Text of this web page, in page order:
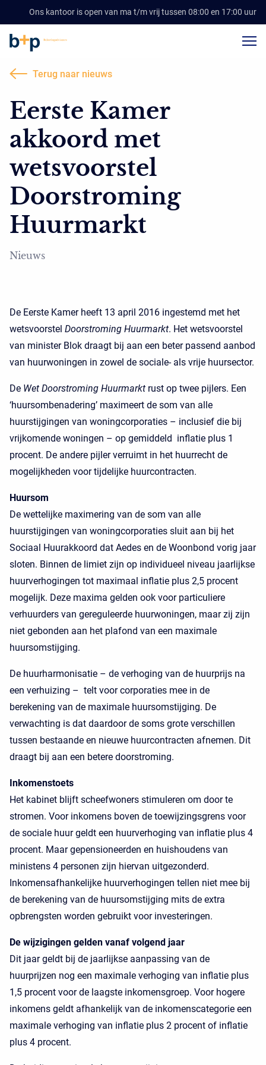
Ons kantoor is open van ma t/m vrij tussen 08:00 en 17:00 uur
Terug naar nieuws
Eerste Kamer
akkoord met
wetsvoorstel
Doorstroming
Huurmarkt
Nieuws
De Eerste Kamer heeft 13 april 2016 ingestemd met het
wetsvoorstel Doorstroming Huurmarkt. Het wetsvoorstel
van minister Blok draagt bij aan een beter passend aanbod
van huurwoningen in zowel de sociale- als vrije huursector.
De Wet Doorstroming Huurmarkt rust op twee pijlers. Een
‘huursombenadering’ maximeert de som van alle
huurstijgingen van woningcorporaties – inclusief die bij
vrijkomende woningen – op gemiddeld inflatie plus 1
procent. De andere pijler verruimt in het huurrecht de
mogelijkheden voor tijdelijke huurcontracten.
Huursom
De wettelijke maximering van de som van alle
huurstijgingen van woningcorporaties sluit aan bij het
Sociaal Huurakkoord dat Aedes en de Woonbond vorig jaar
sloten. Binnen de limiet zijn op individueel niveau jaarlijkse
huurverhogingen tot maximaal inflatie plus 2,5 procent
mogelijk. Deze maxima gelden ook voor particuliere
verhuurders van gereguleerde huurwoningen, maar zij zijn
niet gebonden aan het plafond van een maximale
huursomstijging.
De huurharmonisatie – de verhoging van de huurprijs na
een verhuizing – telt voor corporaties mee in de
berekening van de maximale huursomstijging. De
verwachting is dat daardoor de soms grote verschillen
tussen bestaande en nieuwe huurcontracten afnemen. Dit
draagt bij aan een betere doorstroming.
Inkomenstoets
Het kabinet blijft scheefwoners stimuleren om door te
stromen. Voor inkomens boven de toewijzingsgrens voor
de sociale huur geldt een huurverhoging van inflatie plus 4
procent. Maar gepensioneerden en huishoudens van
ministens 4 personen zijn hiervan uitgezonderd.
Inkomensafhankelijke huurverhogingen tellen niet mee bij
de berekening van de huursomstijging mits de extra
opbrengsten worden gebruikt voor investeringen.
De wijzigingen gelden vanaf volgend jaar
Dit jaar geldt bij de jaarlijkse aanpassing van de
huurprijzen nog een maximale verhoging van inflatie plus
1,5 procent voor de laagste inkomensgroep. Voor hogere
inkomens geldt afhankelijk van de inkomenscategorie een
maximale verhoging van inflatie plus 2 procent of inflatie
plus 4 procent.